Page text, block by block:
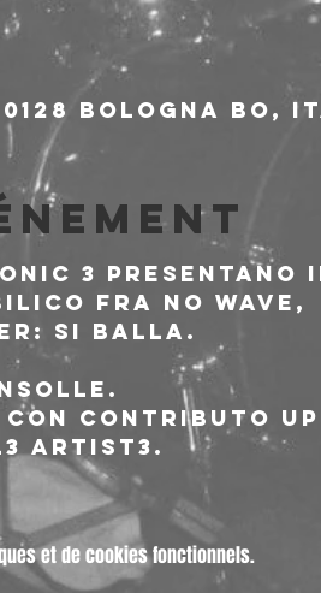
Bologna BO,
3
fra no wave,
si balla.
contributo Up
artist3.
et de cookies fonctionnels.